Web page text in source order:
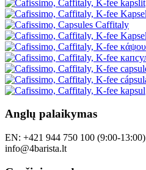
Anglų palaikymas
EN: +421 944 750 100 (9:00-13:00)
info@4barista.lt